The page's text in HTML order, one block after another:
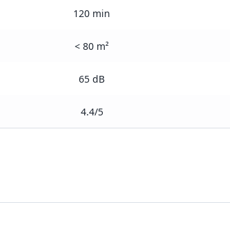
120 min
< 80 m²
65 dB
4.4/5